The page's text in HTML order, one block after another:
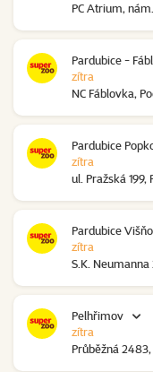
PC Atrium,
Pardubice -
NC Fáblovka,
zítra
Pardubice
ul. Pražská 199,
zítra
Pardubice
S.K.
zítra
Pelhřimov
Průběžná
zítra